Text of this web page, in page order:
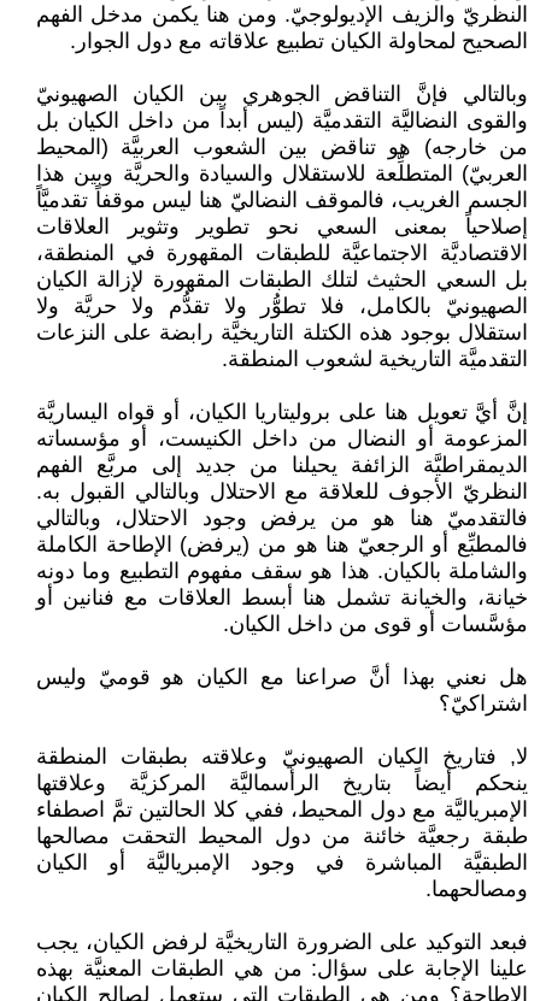
النظريّ والزيف الإديولوجيّ. ومن هنا يكمن مدخل الفهم
الصحيح لمحاولة الكيان تطبيع علاقاته مع دول الجوار.
وبالتالي فإنَّ التناقض الجوهري بين الكيان الصهيونيّ
والقوى النضاليَّة التقدميَّة (ليس أبداً من داخل الكيان بل
من خارجه) هو تناقض بين الشعوب العربيَّة (المحيط
العربيّ) المتطلِّعة للاستقلال والسيادة والحريَّة وبين هذا
الجسم الغريب، فالموقف النضاليّ هنا ليس موقفاً تقدميَّاً
إصلاحياً بمعنى السعي نحو تطوير وتثوير العلاقات
الاقتصاديَّة الاجتماعيَّة للطبقات المقهورة في المنطقة،
بل السعي الحثيث لتلك الطبقات المقهورة لإزالة الكيان
الصهيونيّ بالكامل، فلا تطوُّر ولا تقدُّم ولا حريَّة ولا
استقلال بوجود هذه الكتلة التاريخيَّة رابضة على النزعات
التقدميَّة التاريخية لشعوب المنطقة.
إنَّ أيَّ تعويل هنا على بروليتاريا الكيان، أو قواه اليساريَّة
المزعومة أو النضال من داخل الكنيست، أو مؤسساته
الديمقراطيَّة الزائفة يحيلنا من جديد إلى مربَّع الفهم
النظريّ الأجوف للعلاقة مع الاحتلال وبالتالي القبول به.
فالتقدميّ هنا هو من يرفض وجود الاحتلال، وبالتالي
فالمطبِّع أو الرجعيّ هنا هو من (يرفض) الإطاحة الكاملة
والشاملة بالكيان. هذا هو سقف مفهوم التطبيع وما دونه
خيانة، والخيانة تشمل هنا أبسط العلاقات مع فنانين أو
مؤسَّسات أو قوى من داخل الكيان.
هل نعني بهذا أنَّ صراعنا مع الكيان هو قوميّ وليس
اشتراكيّ؟
لا, فتاريخ الكيان الصهيونيّ وعلاقته بطبقات المنطقة
ينحكم أيضاً بتاريخ الرأسماليَّة المركزيَّة وعلاقتها
الإمبرياليَّة مع دول المحيط، ففي كلا الحالتين تمَّ اصطفاء
طبقة رجعيَّة خائنة من دول المحيط التحقت مصالحها
الطبقيَّة المباشرة في وجود الإمبرياليَّة أو الكيان
ومصالحهما.
فبعد التوكيد على الضرورة التاريخيَّة لرفض الكيان، يجب
علينا الإجابة على سؤال: من هي الطبقات المعنيَّة بهذه
الإطاحة؟ ومن هي الطبقات التي ستعمل لصالح الكيان